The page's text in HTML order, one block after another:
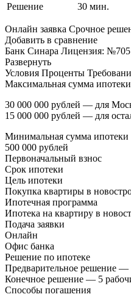
Решение
30 мин.
Онлайн заявка Срочное
Добавить в сравнение
Банк Синара Лицензия: №705
Развернуть
Условия Проценты
Максимальная сумма ипотеки
30 000 000 рублей — для
15 000 000 рублей — для
Минимальная сумма ипотеки
500 000 рублей
Первоначальный взнос
Срок ипотеки
Цель ипотеки
Покупка квартиры в
Ипотечная программа
Ипотека на квартиру в
Подача заявки
Онлайн
Офис банка
Решение по ипотеке
Предварительное решение —
Конечное решение — 5
Способы погашения